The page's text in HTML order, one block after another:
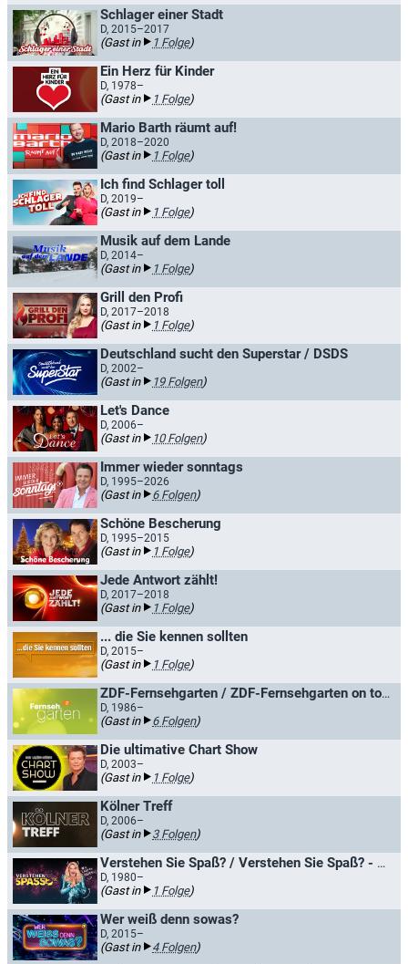
Schlager einer Stadt
D, 2015–2017
(Gast in 1 Folge)
Ein Herz für Kinder
D, 1978–
(Gast in 1 Folge)
Mario Barth räumt auf!
D, 2018–2020
(Gast in 1 Folge)
Ich find Schlager toll
D, 2019–
(Gast in 1 Folge)
Musik auf dem Lande
D, 2014–
(Gast in 1 Folge)
Grill den Profi
D, 2017–2018
(Gast in 1 Folge)
Deutschland sucht den Superstar / DSDS
D, 2002–
(Gast in 19 Folgen)
Let's Dance
D, 2006–
(Gast in 10 Folgen)
Immer wieder sonntags
D, 1995–2026
(Gast in 6 Folgen)
Schöne Bescherung
D, 1995–2015
(Gast in 1 Folge)
Jede Antwort zählt!
D, 2017–2018
(Gast in 1 Folge)
... die Sie kennen sollten
D, 2015–
(Gast in 1 Folge)
ZDF-Fernsehgarten / ZDF-Fernsehgarten on tour
D, 1986–
(Gast in 6 Folgen)
Die ultimative Chart Show
D, 2003–
(Gast in 1 Folge)
Kölner Treff
D, 2006–
(Gast in 3 Folgen)
Verstehen Sie Spaß? / Verstehen Sie Spaß? - Die Hallervorden-Show
D, 1980–
(Gast in 1 Folge)
Wer weiß denn sowas?
D, 2015–
(Gast in 4 Folgen)